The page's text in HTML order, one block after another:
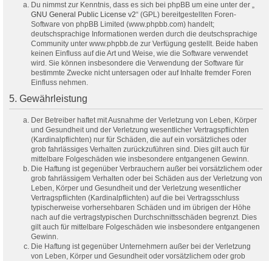
Du nimmst zur Kenntnis, dass es sich bei phpBB um eine unter der „
GNU General Public License v2“ (GPL) bereitgestellten Foren-
Software von phpBB Limited (www.phpbb.com) handelt;
deutschsprachige Informationen werden durch die deutschsprachige
Community unter www.phpbb.de zur Verfügung gestellt. Beide haben
keinen Einfluss auf die Art und Weise, wie die Software verwendet
wird. Sie können insbesondere die Verwendung der Software für
bestimmte Zwecke nicht untersagen oder auf Inhalte fremder Foren
Einfluss nehmen.
5. Gewährleistung
Der Betreiber haftet mit Ausnahme der Verletzung von Leben, Körper
und Gesundheit und der Verletzung wesentlicher Vertragspflichten
(Kardinalpflichten) nur für Schäden, die auf ein vorsätzliches oder
grob fahrlässiges Verhalten zurückzuführen sind. Dies gilt auch für
mittelbare Folgeschäden wie insbesondere entgangenen Gewinn.
Die Haftung ist gegenüber Verbrauchern außer bei vorsätzlichem oder
grob fahrlässigem Verhalten oder bei Schäden aus der Verletzung von
Leben, Körper und Gesundheit und der Verletzung wesentlicher
Vertragspflichten (Kardinalpflichten) auf die bei Vertragsschluss
typischerweise vorhersehbaren Schäden und im übrigen der Höhe
nach auf die vertragstypischen Durchschnittsschäden begrenzt. Dies
gilt auch für mittelbare Folgeschäden wie insbesondere entgangenen
Gewinn.
Die Haftung ist gegenüber Unternehmern außer bei der Verletzung
von Leben, Körper und Gesundheit oder vorsätzlichem oder grob